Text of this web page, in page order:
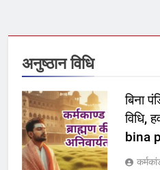
अनुष्ठान विधि
बिना
विधि,
bina